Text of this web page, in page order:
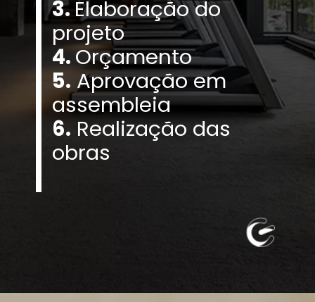
3. Elaboração do
projeto
4.Orçamento
5. Aprovação em
assembleia
6. Realização das
obras